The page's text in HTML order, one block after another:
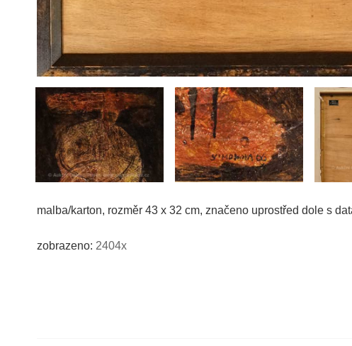
malba/karton, rozměr 43 x 32 cm, značeno uprostřed dole s
zobrazeno: 2404x